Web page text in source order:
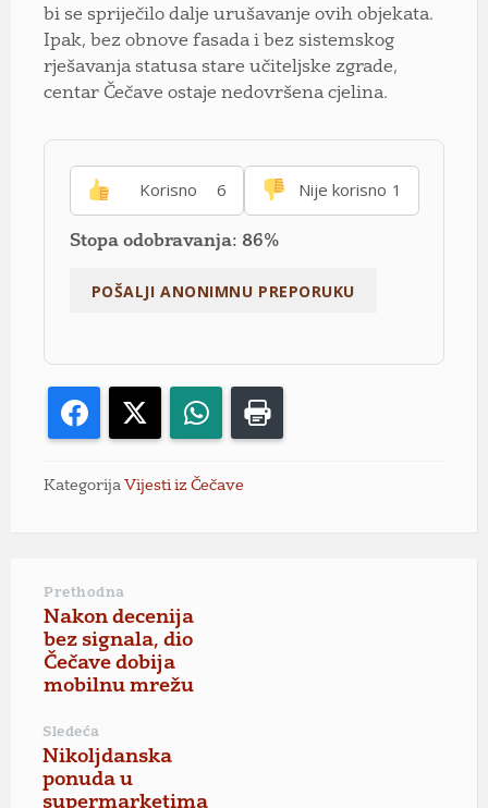
bi se spriječilo dalje urušavanje ovih objekata.
Ipak, bez obnove fasada i bez sistemskog
rješavanja statusa stare učiteljske zgrade,
centar Čečave ostaje nedovršena cjelina.
Korisno 6 Nije korisno 1
Stopa odobravanja: 86%
Facebook WhatsApp
Kategorija Vijesti iz Čečave
Prethodna
Nakon decenija
bez signala, dio
Čečave dobija
mobilnu mrežu
Sledeća
Nikoljdanska
ponuda u
supermarketima